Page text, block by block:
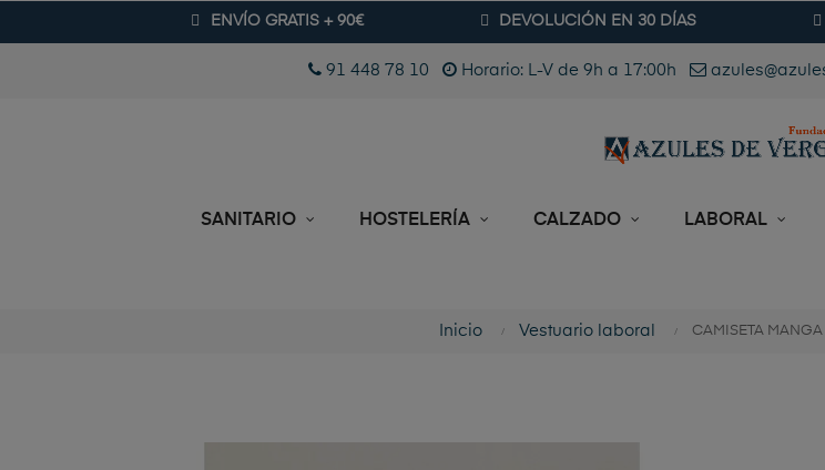
ENVÍO GRATIS + 90€ DEVOLUCIÓN EN 30 DÍAS
91 448 78 10 Horario: L-V de 9h a 17:00h
SANITARIO HOSTELERÍA CALZADO LABORAL
Inicio Vestuario laboral CAMISETA